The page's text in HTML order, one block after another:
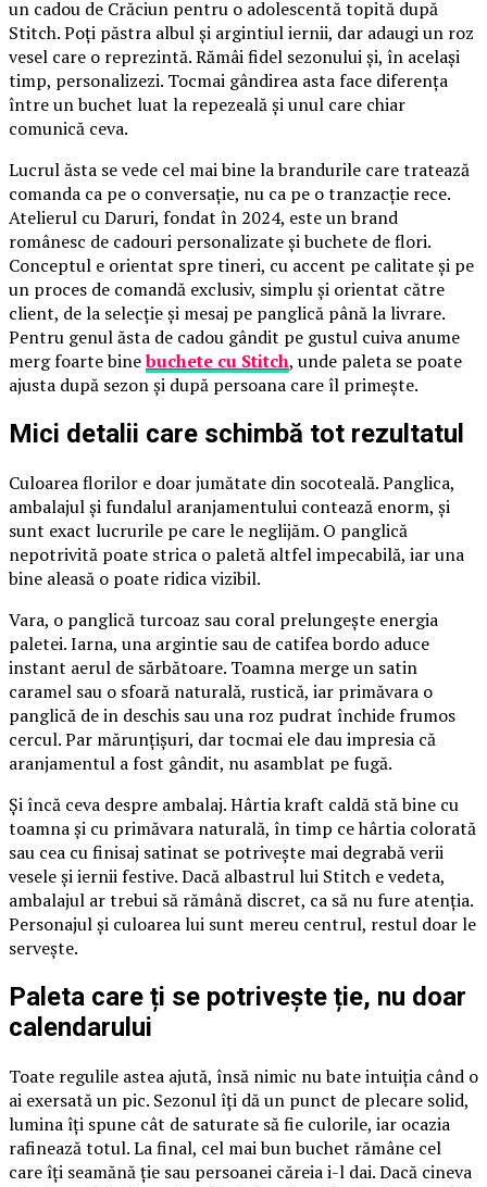
un cadou de Crăciun pentru o adolescentă topită după
Stitch. Poți păstra albul și argintiul iernii, dar adaugi un roz
vesel care o reprezintă. Rămâi fidel sezonului și, în același
timp, personalizezi. Tocmai gândirea asta face diferența
între un buchet luat la repezeală și unul care chiar
comunică ceva.
Lucrul ăsta se vede cel mai bine la brandurile care tratează
comanda ca pe o conversație, nu ca pe o tranzacție rece.
Atelierul cu Daruri, fondat în 2024, este un brand
românesc de cadouri personalizate și buchete de flori.
Conceptul e orientat spre tineri, cu accent pe calitate și pe
un proces de comandă exclusiv, simplu și orientat către
client, de la selecție și mesaj pe panglică până la livrare.
Pentru genul ăsta de cadou gândit pe gustul cuiva anume
merg foarte binebuchete cu Stitch, unde paleta se poate
ajusta după sezon și după persoana care îl primește.
Mici detalii care schimbă tot rezultatul
Culoarea florilor e doar jumătate din socoteală. Panglica,
ambalajul și fundalul aranjamentului contează enorm, și
sunt exact lucrurile pe care le neglijăm. O panglică
nepotrivită poate strica o paletă altfel impecabilă, iar una
bine aleasă o poate ridica vizibil.
Vara, o panglică turcoaz sau coral prelungește energia
paletei. Iarna, una argintie sau de catifea bordo aduce
instant aerul de sărbătoare. Toamna merge un satin
caramel sau o sfoară naturală, rustică, iar primăvara o
panglică de in deschis sau una roz pudrat închide frumos
cercul. Par mărunțișuri, dar tocmai ele dau impresia că
aranjamentul a fost gândit, nu asamblat pe fugă.
Și încă ceva despre ambalaj. Hârtia kraft caldă stă bine cu
toamna și cu primăvara naturală, în timp ce hârtia colorată
sau cea cu finisaj satinat se potrivește mai degrabă verii
vesele și iernii festive. Dacă albastrul lui Stitch e vedeta,
ambalajul ar trebui să rămână discret, ca să nu fure atenția.
Personajul și culoarea lui sunt mereu centrul, restul doar le
servește.
Paleta care ți se potrivește ție, nu doar
calendarului
Toate regulile astea ajută, însă nimic nu bate intuiția când o
ai exersată un pic. Sezonul îți dă un punct de plecare solid,
lumina îți spune cât de saturate să fie culorile, iar ocazia
rafinează totul. La final, cel mai bun buchet rămâne cel
care îți seamănă ție sau persoanei căreia i-l dai. Dacă cineva